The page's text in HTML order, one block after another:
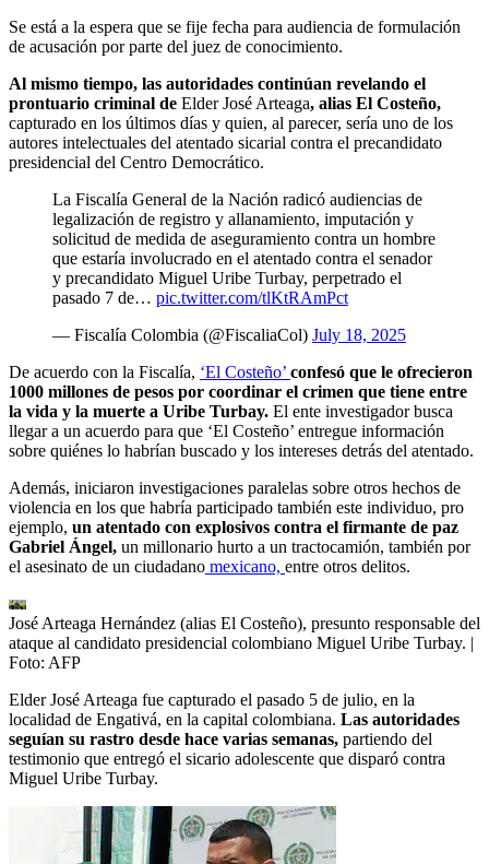
Se está a la espera que se fije fecha para audiencia de formulación
de acusación por parte del juez de conocimiento.
Al mismo tiempo, las autoridades continúan revelando el
prontuario criminal de Elder José Arteaga, alias El Costeño,
capturado en los últimos días y quien, al parecer, sería uno de los
autores intelectuales del atentado sicarial contra el precandidato
presidencial del Centro Democrático.
La Fiscalía General de la Nación radicó audiencias de
legalización de registro y allanamiento, imputación y
solicitud de medida de aseguramiento contra un hombre
que estaría involucrado en el atentado contra el senador
y precandidato Miguel Uribe Turbay, perpetrado el
pasado 7 de… pic.twitter.com/tlKtRAmPct
— Fiscalía Colombia (@FiscaliaCol) July 18, 2025
De acuerdo con la Fiscalía, ‘El Costeño’ confesó que le ofrecieron
1000 millones de pesos por coordinar el crimen que tiene entre
la vida y la muerte a Uribe Turbay. El ente investigador busca
llegar a un acuerdo para que ‘El Costeño’ entregue información
sobre quiénes lo habrían buscado y los intereses detrás del atentado.
Además, iniciaron investigaciones paralelas sobre otros hechos de
violencia en los que habría participado también este individuo, pro
ejemplo, un atentado con explosivos contra el firmante de paz
Gabriel Ángel, un millonario hurto a un tractocamión, también por
el asesinato de un ciudadano mexicano, entre otros delitos.
José Arteaga Hernández (alias El Costeño), presunto responsable del
ataque al candidato presidencial colombiano Miguel Uribe Turbay. |
Foto: AFP
Elder José Arteaga fue capturado el pasado 5 de julio, en la
localidad de Engativá, en la capital colombiana. Las autoridades
seguían su rastro desde hace varias semanas, partiendo del
testimonio que entregó el sicario adolescente que disparó contra
Miguel Uribe Turbay.